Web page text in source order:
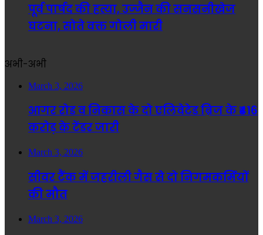
पूर्व पार्षद की हत्या, उज्जैन की सनसनीखेज
घटना, सोते वक्त गोली मारी
अभी-अभी
March 3, 2026
आगर रोड व निकास के दो एलिवेटेड ब्रिज के ₹416
करोड़ के टेंडर जारी
March 3, 2026
सीवर टैंक में जहरीली गैस से दो निगमकर्मियों
की मौत
March 3, 2026